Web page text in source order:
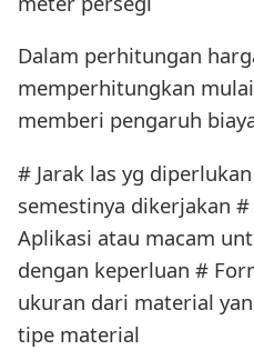
Dalam perhitungan
memperhitungkan
memberi pengaruh
# Jarak las yg
semestinya dikerjakan
Aplikasi atau macam
dengan keperluan #
ukuran dari material
tipe material